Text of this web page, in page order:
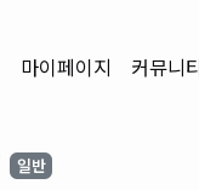
마이페이지 커뮤니
일반